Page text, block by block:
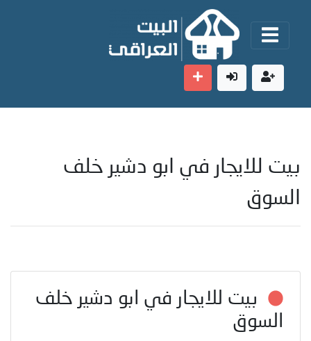
بيت للايجار في ابو دشير خلف
السوق
بيت للايجار في ابو دشير خلف
السوق